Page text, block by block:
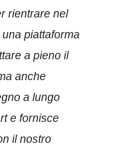
rientrare nel
piattaforma
a pieno il
anche
a lungo
e fornisce
il nostro